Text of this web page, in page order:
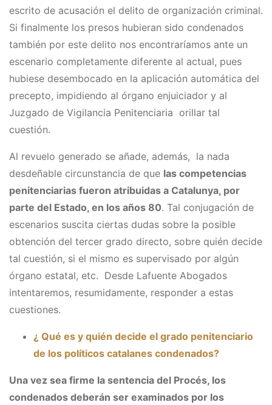
escrito de acusación el delito de organización criminal.
Si finalmente los presos hubieran sido condenados
también por este delito nos encontraríamos ante un
escenario completamente diferente al actual, pues
hubiese desembocado en la aplicación automática del
precepto, impidiendo al órgano enjuiciador y al
Juzgado de Vigilancia Penitenciaria orillar tal
cuestión.
Al revuelo generado se añade, además, la nada
desdeñable circunstancia de que las competencias
penitenciarias fueron atribuidas a Catalunya, por
parte del Estado, en los años 80. Tal conjugación de
escenarios suscita ciertas dudas sobre la posible
obtención del tercer grado directo, sobre quién decide
tal cuestión, si el mismo es supervisado por algún
órgano estatal, etc. Desde Lafuente Abogados
intentaremos, resumidamente, responder a estas
cuestiones.
¿ Qué es y quién decide el grado penitenciario
de los políticos catalanes condenados?
Una vez sea firme la sentencia del Procés, los
condenados deberán ser examinados por los